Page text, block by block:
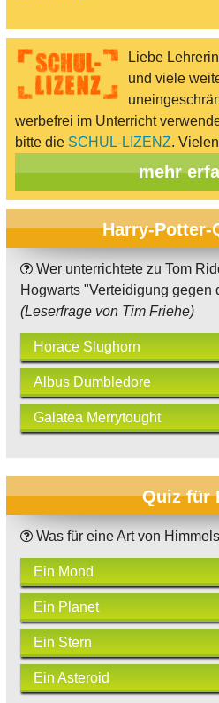
Liebe
und viele
werbefrei im Unterricht
bitte die SCHUL-LIZENZ.
mehr
Harry-Potter-
Wer unterrichtete zu Tom
Hogwarts "Verteidigung gegen
(Leserfrage von Tim Friehe)
Horace Slughorn
Albus Dumbledore
Galatea Merrytought
Quiz für
Was für eine Art von
Ein Mond
Ein Planet
Ein Stern
Ein Asteroid